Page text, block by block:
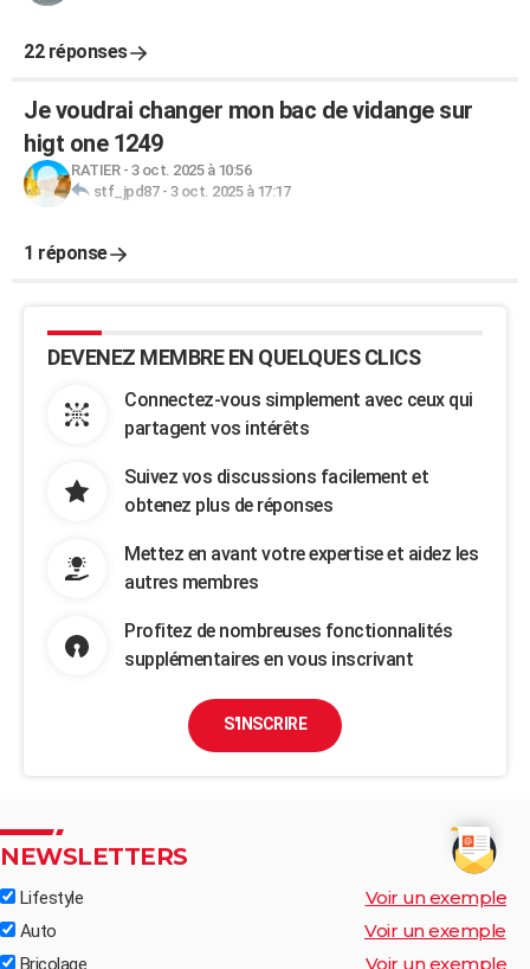
22 réponses
Je voudrai changer mon bac de vidange sur
higt one 1249
RATIER- 3 oct. 2025 à 10:56
stf_jpd87- 3 oct. 2025 à 17:17
1 réponse
DEVENEZ MEMBRE EN QUELQUES CLICS
Connectez-vous simplement avec ceux qui
partagent vos intérêts
Suivez vos discussions facilement et
obtenez plus de réponses
Mettez en avant votre expertise et aidez les
autres membres
Profitez de nombreuses fonctionnalités
supplémentaires en vous inscrivant
S'INSCRIRE
NEWSLETTERS
Lifestyle Voir un exemple
Auto Voir un exemple
Bricolage Voir un exemple